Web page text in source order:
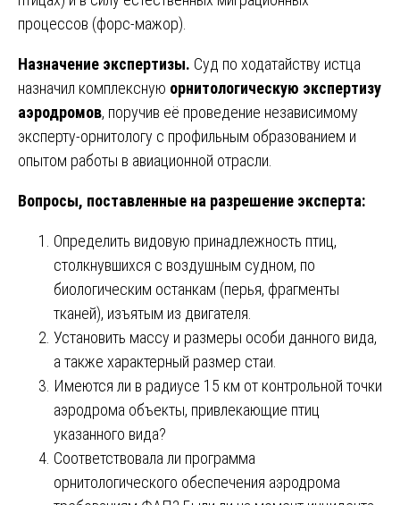
процессов (форс-мажор).
Назначение экспертизы. Суд по ходатайству истца
назначил комплексную орнитологическую экспертизу
аэродромов, поручив её проведение независимому
эксперту-орнитологу с профильным образованием и
опытом работы в авиационной отрасли.
Вопросы, поставленные на разрешение эксперта:
Определить видовую принадлежность птиц,
столкнувшихся с воздушным судном, по
биологическим останкам (перья, фрагменты
тканей), изъятым из двигателя.
Установить массу и размеры особи данного вида,
а также характерный размер стаи.
Имеются ли в радиусе 15 км от контрольной точки
аэродрома объекты, привлекающие птиц
указанного вида?
Соответствовала ли программа
орнитологического обеспечения аэродрома